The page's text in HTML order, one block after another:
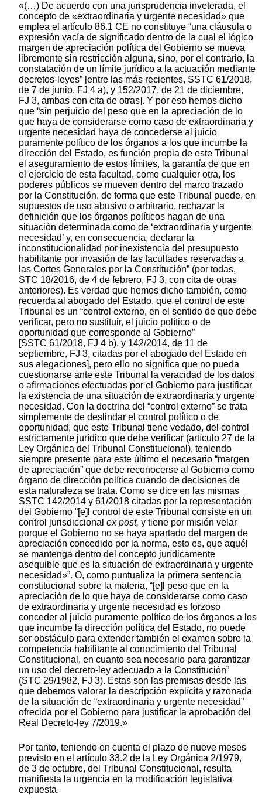
«(…) De acuerdo con una jurisprudencia inveterada, el
concepto de «extraordinaria y urgente necesidad» que
emplea el artículo 86.1 CE no constituye “una cláusula o
expresión vacía de significado dentro de la cual el lógico
margen de apreciación política del Gobierno se mueva
libremente sin restricción alguna, sino, por el contrario, la
constatación de un límite jurídico a la actuación mediante
decretos-leyes” [entre las más recientes, SSTC 61/2018,
de 7 de junio, FJ 4 a), y 152/2017, de 21 de diciembre,
FJ 3, ambas con cita de otras]. Y por eso hemos dicho
que “sin perjuicio del peso que en la apreciación de lo
que haya de considerarse como caso de extraordinaria y
urgente necesidad haya de concederse al juicio
puramente político de los órganos a los que incumbe la
dirección del Estado, es función propia de este Tribunal
el aseguramiento de estos límites, la garantía de que en
el ejercicio de esta facultad, como cualquier otra, los
poderes públicos se mueven dentro del marco trazado
por la Constitución, de forma que este Tribunal puede, en
supuestos de uso abusivo o arbitrario, rechazar la
definición que los órganos políticos hagan de una
situación determinada como de ‘extraordinaria y urgente
necesidad’ y, en consecuencia, declarar la
inconstitucionalidad por inexistencia del presupuesto
habilitante por invasión de las facultades reservadas a
las Cortes Generales por la Constitución” (por todas,
STC 18/2016, de 4 de febrero, FJ 3, con cita de otras
anteriores). Es verdad que hemos dicho también, como
recuerda al abogado del Estado, que el control de este
Tribunal es un “control externo, en el sentido de que debe
verificar, pero no sustituir, el juicio político o de
oportunidad que corresponde al Gobierno”
[SSTC 61/2018, FJ 4 b), y 142/2014, de 11 de
septiembre, FJ 3, citadas por el abogado del Estado en
sus alegaciones], pero ello no significa que no pueda
cuestionarse ante este Tribunal la veracidad de los datos
o afirmaciones efectuadas por el Gobierno para justificar
la existencia de una situación de extraordinaria y urgente
necesidad. Con la doctrina del “control externo” se trata
simplemente de deslindar el control político o de
oportunidad, que este Tribunal tiene vedado, del control
estrictamente jurídico que debe verificar (artículo 27 de la
Ley Orgánica del Tribunal Constitucional), teniendo
siempre presente para este último el necesario “margen
de apreciación” que debe reconocerse al Gobierno como
órgano de dirección política cuando de decisiones de
esta naturaleza se trata. Como se dice en las mismas
SSTC 142/2014 y 61/2018 citadas por la representación
del Gobierno “[e]l control de este Tribunal consiste en un
control jurisdiccional ex post, y tiene por misión velar
porque el Gobierno no se haya apartado del margen de
apreciación concedido por la norma, esto es, que aquél
se mantenga dentro del concepto jurídicamente
asequible que es la situación de extraordinaria y urgente
necesidad»”. O, como puntualiza la primera sentencia
constitucional sobre la materia, “[e]l peso que en la
apreciación de lo que haya de considerarse como caso
de extraordinaria y urgente necesidad es forzoso
conceder al juicio puramente político de los órganos a los
que incumbe la dirección política del Estado, no puede
ser obstáculo para extender también el examen sobre la
competencia habilitante al conocimiento del Tribunal
Constitucional, en cuanto sea necesario para garantizar
un uso del decreto-ley adecuado a la Constitución”
(STC 29/1982, FJ 3). Estas son las premisas desde las
que debemos valorar la descripción explícita y razonada
de la situación de “extraordinaria y urgente necesidad”
ofrecida por el Gobierno para justificar la aprobación del
Real Decreto-ley 7/2019.»
Por tanto, teniendo en cuenta el plazo de nueve meses
previsto en el artículo 33.2 de la Ley Orgánica 2/1979,
de 3 de octubre, del Tribunal Constitucional, resulta
manifiesta la urgencia en la modificación legislativa
expuesta.